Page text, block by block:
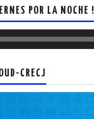
POR LA NOCHE !
CRECJ